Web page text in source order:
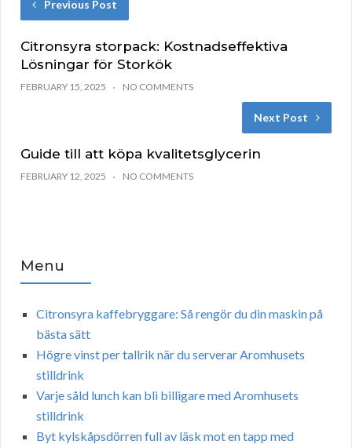
Previous Post
Citronsyra storpack: Kostnadseffektiva
Lösningar för Storkök
FEBRUARY 15, 2025 NO COMMENTS
Next Post
Guide till att köpa kvalitetsglycerin
FEBRUARY 12, 2025 NO COMMENTS
Menu
Citronsyra kaffebryggare: Så rengör du din maskin på
bästa sätt
Högre vinst per tallrik när du serverar Aromhusets
stilldrink
Varje såld lunch kan bli billigare med Aromhusets
stilldrink
Byt kylskåpsdörren full av läsk mot en tapp med